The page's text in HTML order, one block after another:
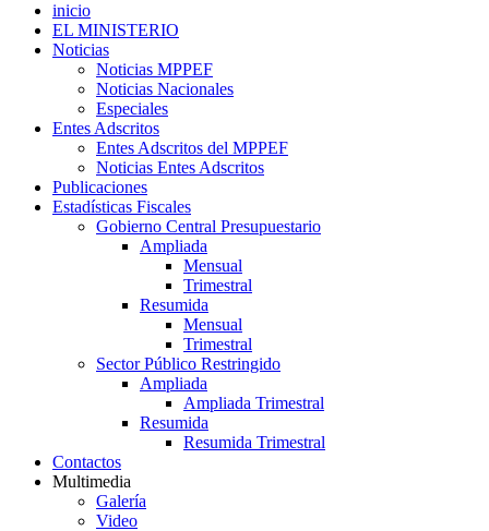
inicio
EL MINISTERIO
Noticias
Noticias MPPEF
Noticias Nacionales
Especiales
Entes Adscritos
Entes Adscritos del MPPEF
Noticias Entes Adscritos
Publicaciones
Estadísticas Fiscales
Gobierno Central Presupuestario
Ampliada
Mensual
Trimestral
Resumida
Mensual
Trimestral
Sector Público Restringido
Ampliada
Ampliada Trimestral
Resumida
Resumida Trimestral
Contactos
Multimedia
Galería
Video